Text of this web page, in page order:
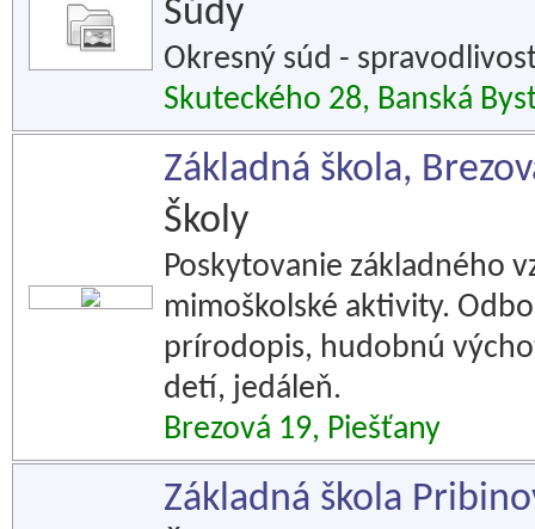
Súdy
Okresný súd -
Skuteckého 28, Banská
Základná škola,
Školy
Poskytovanie základného
mimoškolské aktivity.
prírodopis, hudobnú
detí, jedáleň.
Brezová 19, Piešťany
Základná škola